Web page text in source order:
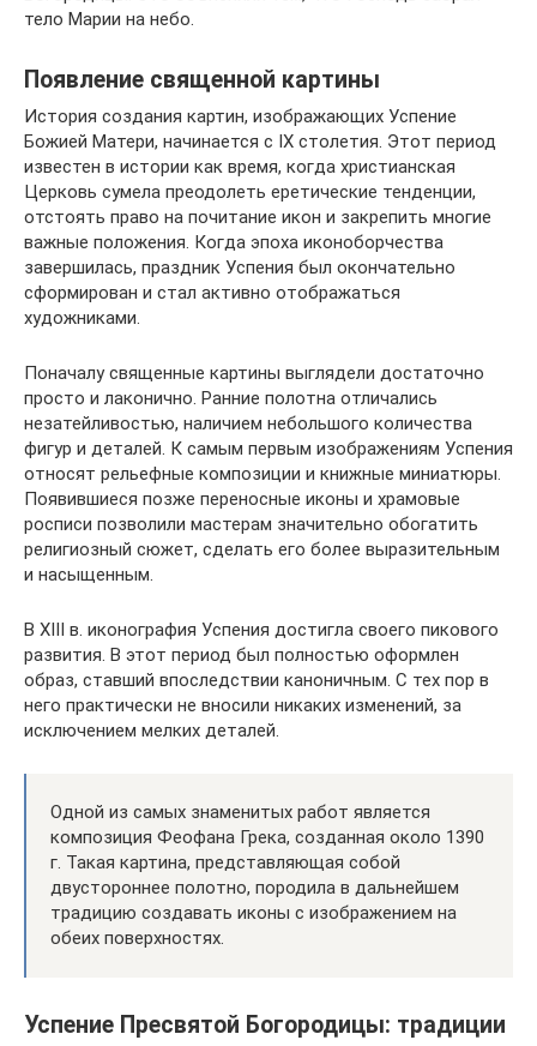
тело Марии на небо.
Появление священной картины
История создания картин, изображающих Успение
Божией Матери, начинается с IX столетия. Этот период
известен в истории как время, когда христианская
Церковь сумела преодолеть еретические тенденции,
отстоять право на почитание икон и закрепить многие
важные положения. Когда эпоха иконоборчества
завершилась, праздник Успения был окончательно
сформирован и стал активно отображаться
художниками.
Поначалу священные картины выглядели достаточно
просто и лаконично. Ранние полотна отличались
незатейливостью, наличием небольшого количества
фигур и деталей. К самым первым изображениям Успения
относят рельефные композиции и книжные миниатюры.
Появившиеся позже переносные иконы и храмовые
росписи позволили мастерам значительно обогатить
религиозный сюжет, сделать его более выразительным
и насыщенным.
В XIII в. иконография Успения достигла своего пикового
развития. В этот период был полностью оформлен
образ, ставший впоследствии каноничным. С тех пор в
него практически не вносили никаких изменений, за
исключением мелких деталей.
Одной из самых знаменитых работ является
композиция Феофана Грека, созданная около 1390
г. Такая картина, представляющая собой
двустороннее полотно, породила в дальнейшем
традицию создавать иконы с изображением на
обеих поверхностях.
Успение Пресвятой Богородицы: традиции